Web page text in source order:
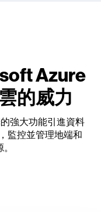
Azure
的威力
強大功能引進資料
監控並管理地端和